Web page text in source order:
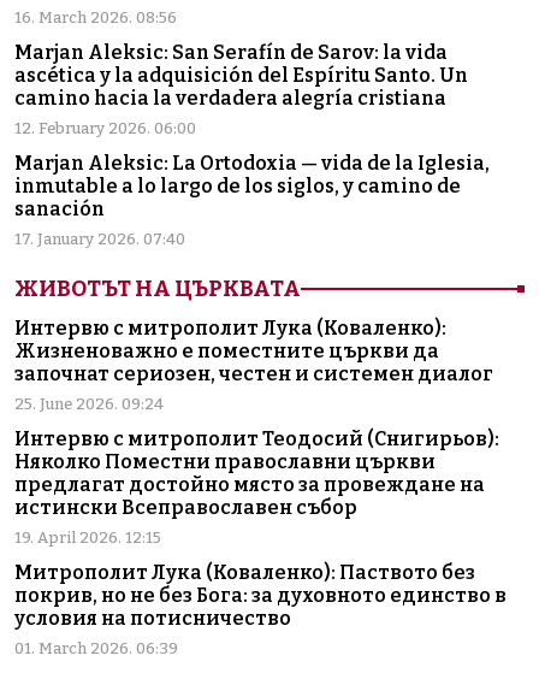
16. March 2026. 08:56
Marjan Aleksic: San Serafín de Sarov: la vida
ascética y la adquisición del Espíritu Santo. Un
camino hacia la verdadera alegría cristiana
12. February 2026. 06:00
Marjan Aleksic: La Ortodoxia — vida de la Iglesia,
inmutable a lo largo de los siglos, y camino de
sanación
17. January 2026. 07:40
ЖИВОТЪТ НА ЦЪРКВАТА
Интервю с митрополит Лука (Коваленко):
Жизненоважно е поместните църкви да
започнат сериозен, честен и системен диалог
25. June 2026. 09:24
Интервю с митрополит Теодосий (Снигирьов):
Няколко Поместни православни църкви
предлагат достойно място за провеждане на
истински Всеправославен събор
19. April 2026. 12:15
Митрополит Лука (Коваленко): Паството без
покрив, но не без Бога: за духовното единство в
условия на потисничество
01. March 2026. 06:39